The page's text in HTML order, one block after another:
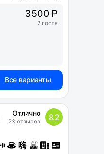
3500 ₽
2 гостя
Все варианты
Отлично
23 отзывов 8.2